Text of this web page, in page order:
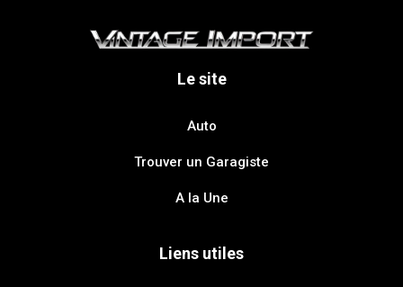
Le site
Auto
Trouver un Garagiste
A la Une
Liens utiles